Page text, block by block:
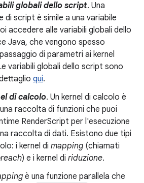
globali dello script. Una
di script è simile a una variabile
accedere alle variabili globali dello
Java, che vengono spesso
di parametri ai kernel
variabili globali dello script sono
qui.
di calcolo. Un kernel di calcolo è
raccolta di funzioni che puoi
RenderScript per l'esecuzione
raccolta di dati. Esistono due tipi
i kernel di mapping (chiamati
) e i kernel di riduzione.
è una funzione parallela che